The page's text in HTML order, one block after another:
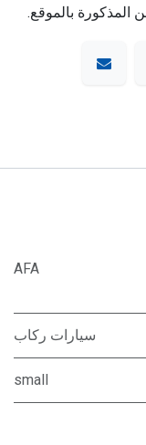
بالموقع.
AFA
سيارات ركاب
small